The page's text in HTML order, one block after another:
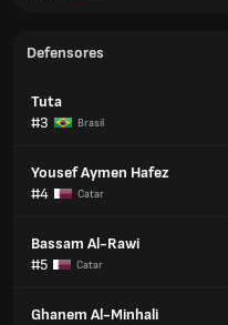
Defensores
Tuta
#3
Brasil
Yousef Aymen Hafez
#4
Catar
Bassam Al-Rawi
#5
Catar
Ghanem Al-Minhali